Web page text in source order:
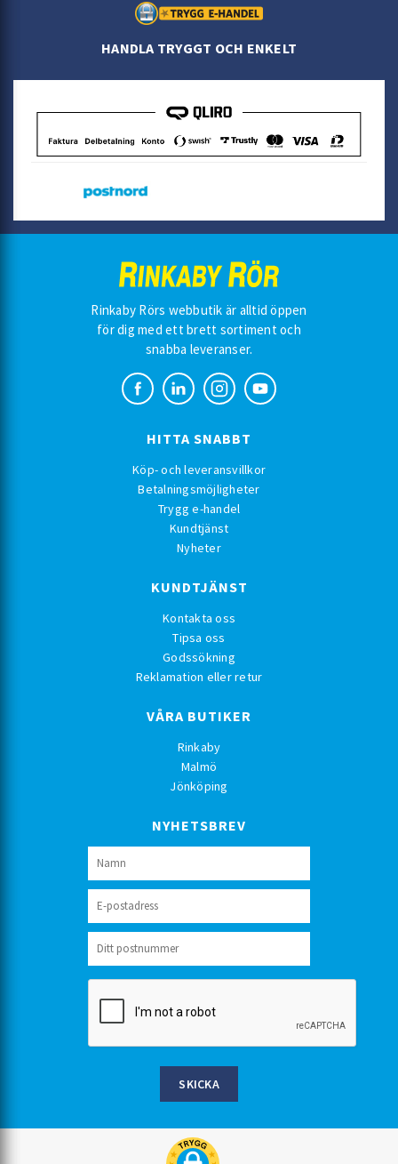
HANDLA TRYGGT OCH ENKELT
Rinkaby Rörs webbutik är alltid öppen
för dig med ett brett sortiment och
snabba leveranser.
HITTA SNABBT
Köp- och leveransvillkor
Betalningsmöjligheter
Trygg e-handel
Kundtjänst
Nyheter
KUNDTJÄNST
Kontakta oss
Tipsa oss
Godssökning
Reklamation eller retur
VÅRA BUTIKER
Rinkaby
Malmö
Jönköping
NYHETSBREV
SKICKA